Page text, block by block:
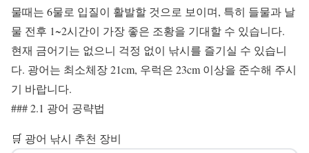
물때는 6물로 입질이 활발할 것으로 보이며, 특히 들물과 날
물 전후 1~2시간이 가장 좋은 조황을 기대할 수 있습니다.
현재 금어기는 없으니 걱정 없이 낚시를 즐기실 수 있습니
다. 광어는 최소체장 21cm, 우럭은 23cm 이상을 준수해 주시
기 바랍니다.
### 2.1 광어 공략법
🛒 광어 낚시 추천 장비